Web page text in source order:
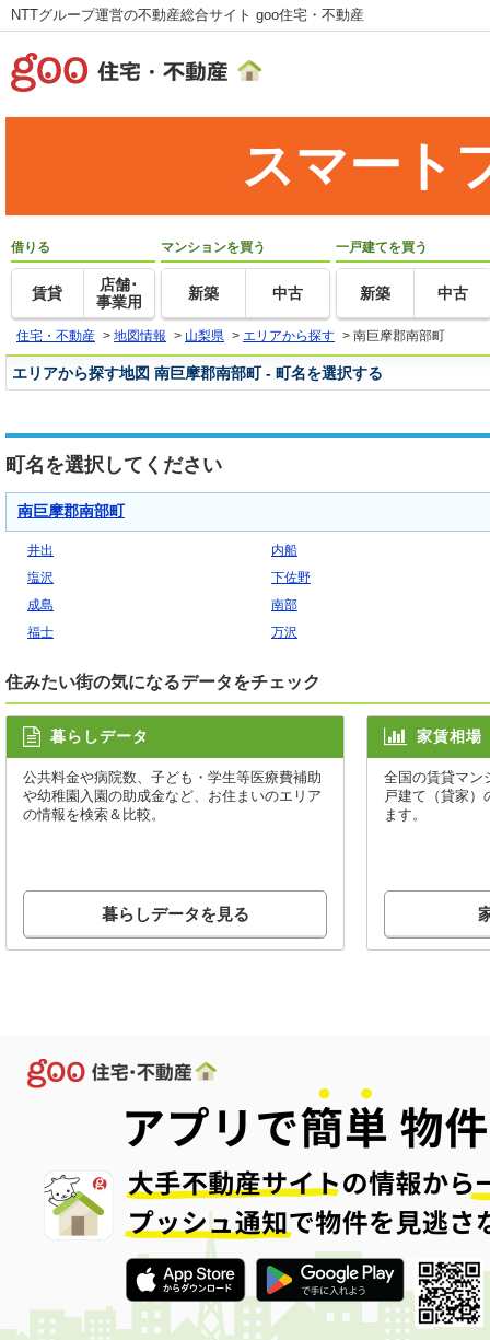
NTTグループ運営の不動産総合サイト goo住宅・不動産
スマート
借りる
賃貸
店舗･
事業用
マンションを買う
新築 中古
一戸建てを買う
新築 中古
住宅・不動産 > 地図情報 > 山梨県 > エリアから探す > 南巨摩郡南部町
エリアから探す地図 南巨摩郡南部町 - 町名を選択する
町名を選択してください
南巨摩郡南部町
井出
内船
塩沢
下佐野
成島
南部
福士
万沢
住みたい街の気になるデータをチェック
暮らしデータ
公共料金や病院数、子ども・学生等医療費補助
や幼稚園入園の助成金など、お住まいのエリア
の情報を検索＆比較。
暮らしデータを見る
家賃相場
全国の賃貸マン
戸建て（貸家）
ます。